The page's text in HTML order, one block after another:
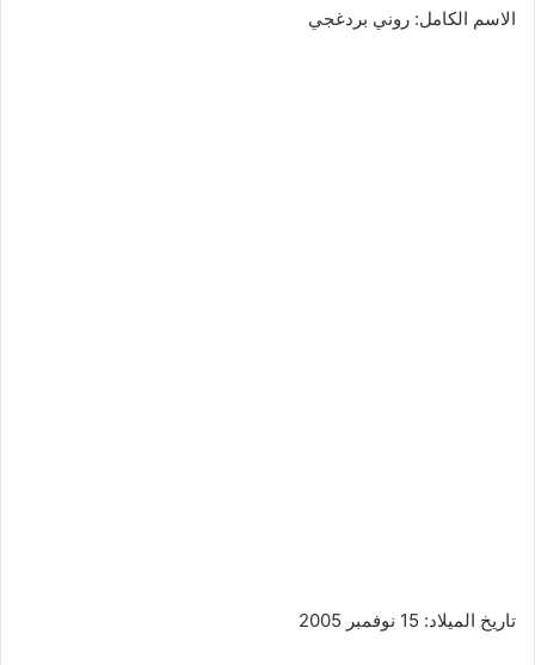
الاسم الكامل: روني بردغجي
تاريخ الميلاد: 15 نوفمبر 2005